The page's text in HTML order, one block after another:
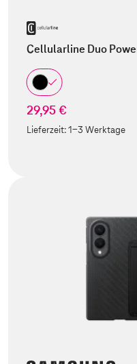
Cellularline Duo
29,95 €
Lieferzeit:1-3 Werktage